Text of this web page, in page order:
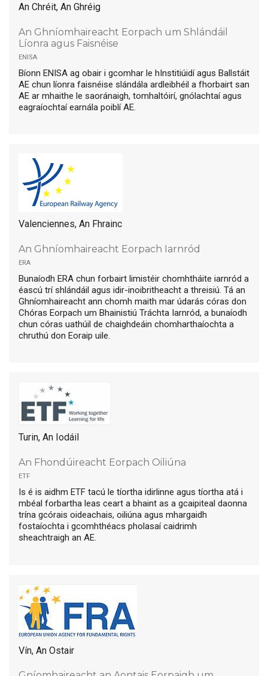
An Chréit, An Ghréig
An Ghníomhaireacht Eorpach um Shlándáil
Líonra agus Faisnéise
enisa
Bíonn ENISA ag obair i gcomhar le hInstitiúidí agus Ballstáit
AE chun líonra faisnéise slándála ardleibhéil a fhorbairt san
AE ar mhaithe le saoránaigh, tomhaltóirí, gnólachtaí agus
eagraíochtaí earnála poiblí AE.
Valenciennes, An Fhrainc
An Ghníomhaireacht Eorpach Iarnród
era
Bunaíodh ERA chun forbairt limistéir chomhtháite iarnród a
éascú trí shlándáil agus idir-inoibritheacht a threisiú. Tá an
Ghníomhaireacht ann chomh maith mar údarás córas don
Chóras Eorpach um Bhainistiú Tráchta Iarnród, a bunaíodh
chun córas uathúil de chaighdeáin chomharthaíochta a
chruthú don Eoraip uile.
Turin, An Iodáil
An Fhondúireacht Eorpach Oiliúna
etf
Is é is aidhm ETF tacú le tíortha idirlinne agus tíortha atá i
mbéal forbartha leas ceart a bhaint as a gcaipiteal daonna
trína gcórais oideachais, oiliúna agus mhargaidh
fostaíochta i gcomhthéacs pholasaí caidrimh
sheachtraigh an AE.
Vín, An Ostair